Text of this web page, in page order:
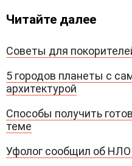
Читайте далее
Советы для
5 городов планеты с
архитектурой
Способы получить
теме
Уфолог сообщил об